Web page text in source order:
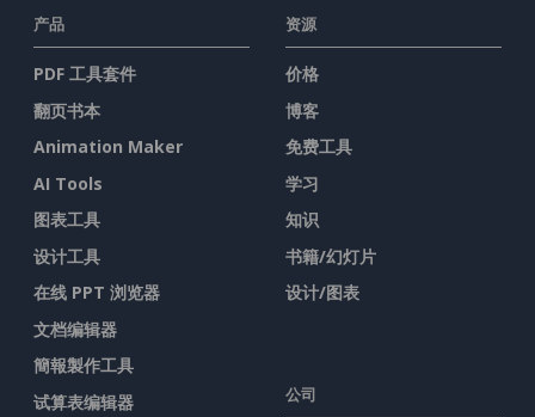
产品
PDF 工具套件
翻页书本
Animation Maker
AI Tools
图表工具
设计工具
在线 PPT 浏览器
文档编辑器
簡報製作工具
试算表编辑器
资源
价格
博客
免费工具
学习
知识
书籍/幻灯片
设计/图表
公司